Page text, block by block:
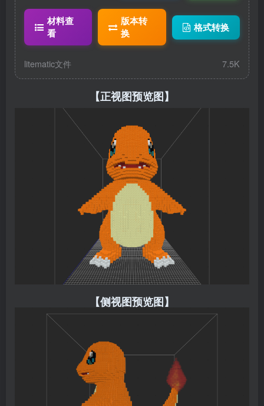
火龙.litemat
材料查
看
版本转
换
格式转换
litematic文件 7.5K
【正视图预览图】
【侧视图预览图】